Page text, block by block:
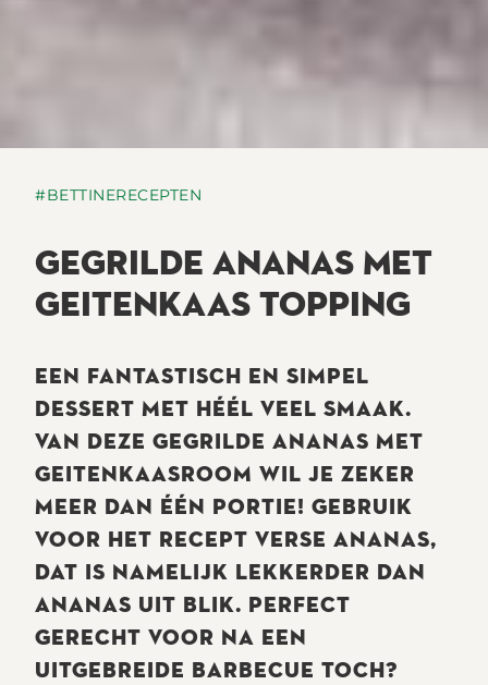
#BETTINERECEPTEN
GEGRILDE ANANAS MET
GEITENKAAS TOPPING
EEN FANTASTISCH EN SIMPEL
DESSERT MET HÉÉL VEEL SMAAK.
VAN DEZE GEGRILDE ANANAS MET
GEITENKAASROOM WIL JE ZEKER
MEER DAN ÉÉN PORTIE! GEBRUIK
VOOR HET RECEPT VERSE ANANAS,
DAT IS NAMELIJK LEKKERDER DAN
ANANAS UIT BLIK. PERFECT
GERECHT VOOR NA EEN
UITGEBREIDE BARBECUE TOCH?